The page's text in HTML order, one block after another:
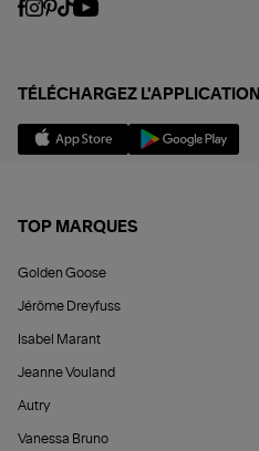
TÉLÉCHARGEZ L'APPLICATION
TOP MARQUES
Golden Goose
Jérôme Dreyfuss
Isabel Marant
Jeanne Vouland
Autry
Vanessa Bruno